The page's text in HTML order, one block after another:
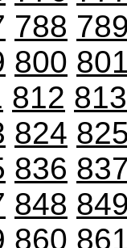
788
800
812 813
824
836
848
860